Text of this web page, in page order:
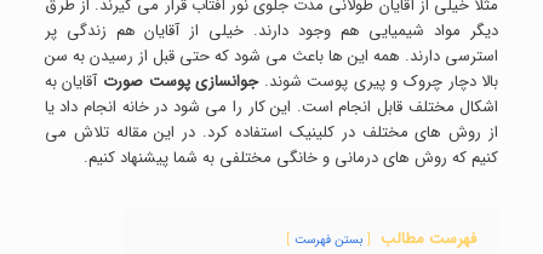
مثلا خیلی از آقایان طولانی مدت جلوی نور آفتاب قرار می گیرند. از طرق
دیگر مواد شیمیایی هم وجود دارند. خیلی از آقایان هم زندگی پر
استرسی دارند. همه این ها باعث می شود که حتی قبل از رسیدن به سن
بالا دچار چروک و پیری پوست شوند.جوانسازی پوست صورت آقایان به
اشکال مختلف قابل انجام است. این کار را می شود در خانه انجام داد یا
از روش های مختلف در کلینیک استفاده کرد. در این مقاله تلاش می
کنیم که روش های درمانی و خانگی مختلفی به شما پیشنهاد کنیم.
فهرست مطالب بستن فهرست